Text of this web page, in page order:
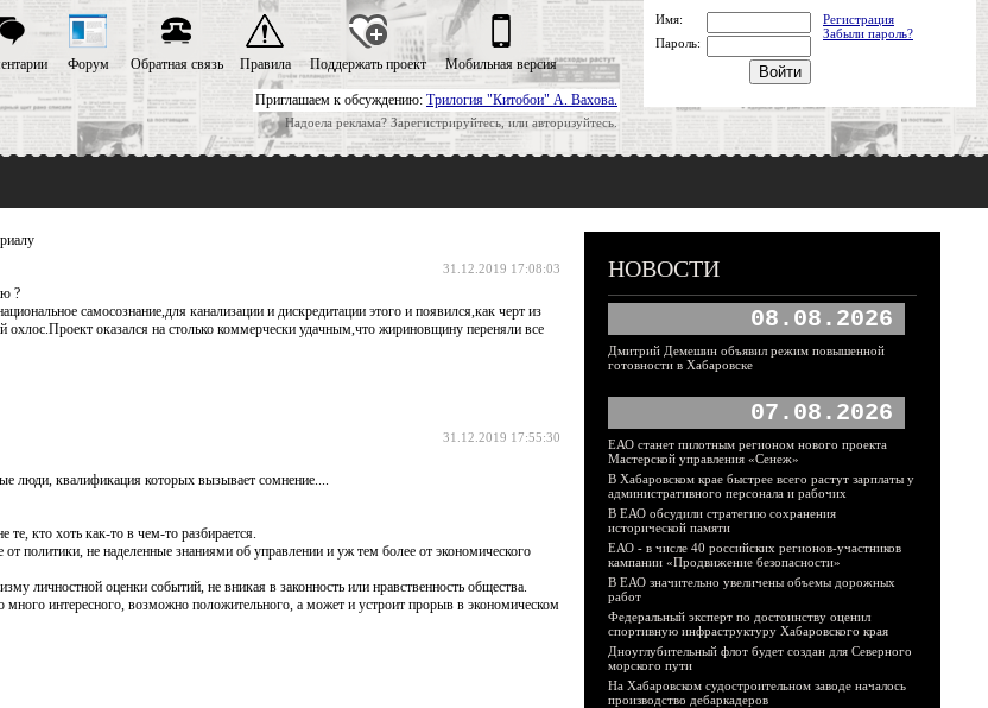
Приглашаем к обсуждению: Трилогия "Китобои" А. Вахова.
Надоела реклама? Зарегистрируйтесь, или авторизуйтесь.
Форум Обратная связь Правила Поддержать проект Мобильная версия
Имя:
Регистрация
Забыли пароль?
Пароль:
31.12.2019 17:08:03
?
самосознание,для канализации и дискредитации этого и появился,как черт из
оказался на столько коммерчески удачным,что жириновщину переняли все
31.12.2019 17:55:30
люди, квалификация которых вызывает сомнение....
кто хоть как-то в чем-то разбирается.
политики, не наделенные знаниями об управлении и уж тем более от экономического
личностной оценки событий, не вникая в законность или нравственность общества.
много интересного, возможно положительного, а может и устроит прорыв в экономическом
НОВОСТИ
08.08.2026
Дмитрий Демешин объявил режим повышенной
готовности в Хабаровске
07.08.2026
ЕАО станет пилотным регионом нового проекта
Мастерской управления «Сенеж»
В Хабаровском крае быстрее всего растут зарплаты у
административного персонала и рабочих
В ЕАО обсудили стратегию сохранения
исторической памяти
ЕАО - в числе 40 российских регионов-участников
кампании «Продвижение безопасности»
В ЕАО значительно увеличены объемы дорожных
работ
Федеральный эксперт по достоинству оценил
спортивную инфраструктуру Хабаровского края
Дноуглубительный флот будет создан для Северного
морского пути
На Хабаровском судостроительном заводе началось
производство дебаркадеров